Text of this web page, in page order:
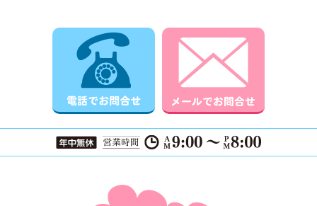
電話でお問合せ